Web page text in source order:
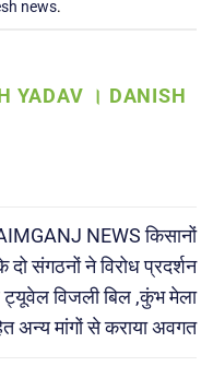
news.
YADAV । DANISH
NEWS किसानों
दो संगठनों ने विरोध प्रदर्शन
विजली बिल ,कुंभ मेला
अन्य मांगों से कराया अवगत